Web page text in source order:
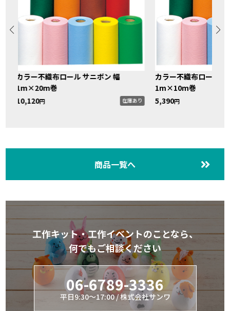
カラー不織布ロール サニボン 幅
1m×20m巻
10,120円 在庫あり
カラー不織布ロール
1m×10m巻
5,390円
商品一覧へ
工作キット・工作イベントのことなら、
何でもご相談ください
06-6789-3336
平日9:30～17:00 / 株式会社サンワ